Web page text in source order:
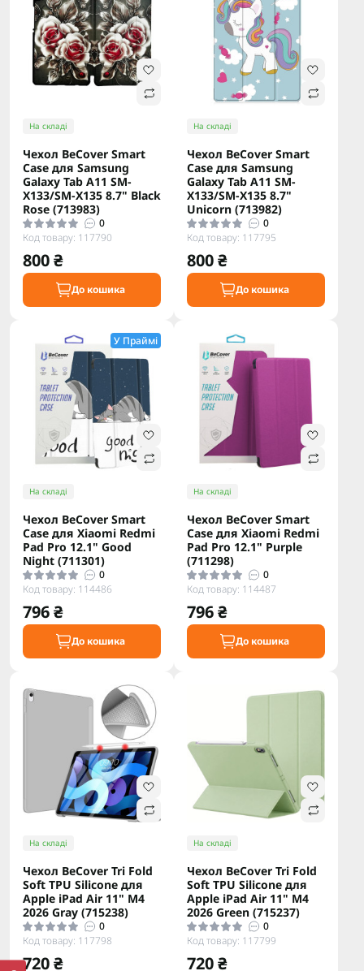
На складі
Чeхол BeCover Smart
Case для Samsung
Galaxy Tab A11 SM-
X133/SM-X135 8.7" Black
Rose (713983)
0
Код товару: 117790
800 ₴
До кошика
На складі
Чeхол BeCover Smart
Case для Samsung
Galaxy Tab A11 SM-
X133/SM-X135 8.7"
Unicorn (713982)
0
Код товару: 117795
800 ₴
До кошика
У Праймі
На складі
Чeхол BeCover Smart
Case для Xiaomi Redmi
Pad Pro 12.1" Good
Night (711301)
0
Код товару: 114486
796 ₴
До кошика
На складі
Чeхол BeCover Smart
Case для Xiaomi Redmi
Pad Pro 12.1" Purple
(711298)
0
Код товару: 114487
796 ₴
До кошика
На складі
Чeхол BeCover Tri Fold
Soft TPU Silicone для
Apple iPad Air 11" M4
2026 Gray (715238)
0
Код товару: 117798
720 ₴
На складі
Чeхол BeCover Tri Fold
Soft TPU Silicone для
Apple iPad Air 11" M4
2026 Green (715237)
0
Код товару: 117799
720 ₴